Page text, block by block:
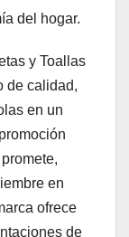
del hogar.
y Toallas
de calidad,
en un
en
ofrece
de